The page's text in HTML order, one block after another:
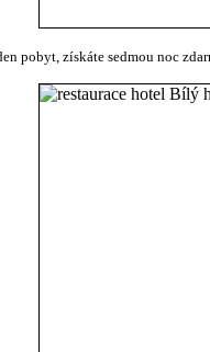
pobyt, získáte sedmou noc